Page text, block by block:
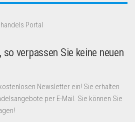
Portal
verpassen Sie keine neuen
Newsletter ein! Sie erhalten
per E-Mail. Sie können Sie